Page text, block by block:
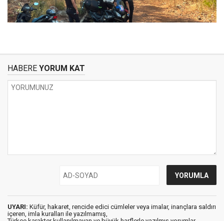
HABERE YORUM KAT
UYARI: Küfür, hakaret, rencide edici cümleler veya imalar, inançlara saldırı
içeren, imla kuralları ile yazılmamış,